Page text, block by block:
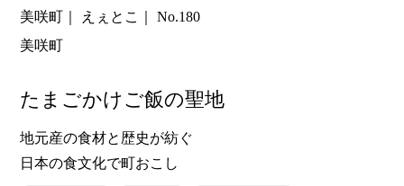
お知らせ
ふるさと文庫
JR西日本グループのおみやげ開発
美咲町
えぇとこ
No.180
美咲町
たまごかけご飯の聖地
地元産の食材と歴史が紡ぐ
日本の食文化で町おこし